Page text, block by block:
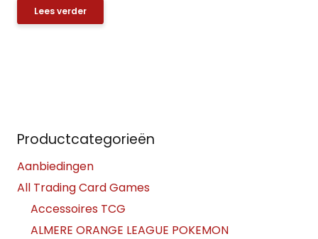
Lees verder
Productcategorieën
Aanbiedingen
All Trading Card Games
Accessoires TCG
ALMERE ORANGE LEAGUE POKEMON